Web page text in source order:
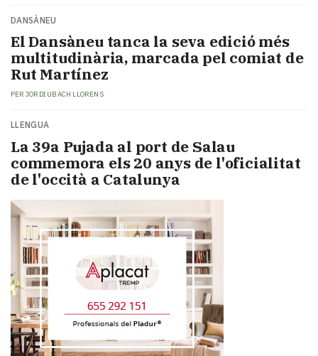
DANSÀNEU
​El Dansàneu tanca la seva edició més
multitudinària, marcada pel comiat de
Rut Martínez
PER JORDI UBACH LLORENS
LLENGUA
​La 39a Pujada al port de Salau
commemora els 20 anys de l'oficialitat
de l'occità a Catalunya